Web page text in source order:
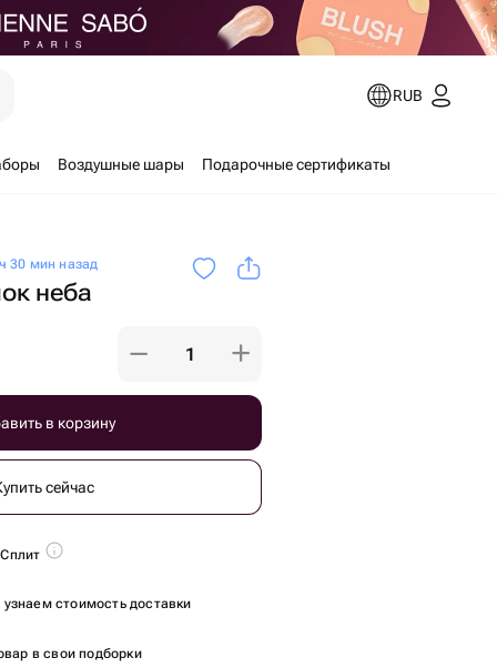
RUB
Воздушные шары Подарочные сертификаты
30 мин назад
неба
в корзину
сейчас
стоимость доставки
в свои подборки